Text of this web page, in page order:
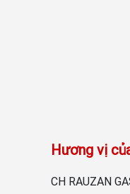
Hương vị
CH RAUZAN